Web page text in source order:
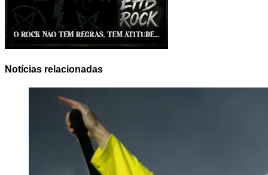
Notícias relacionadas